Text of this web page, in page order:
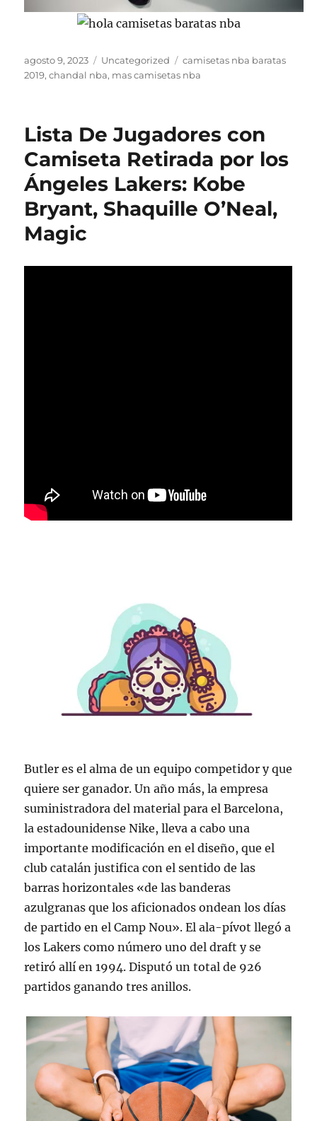
Publicado
el
agosto 9, 2023 Categorías
Uncategorized Etiquetas
camisetas nba baratas
2019,chandal nba, mas camisetas nba
Lista De Jugadores con
Camiseta Retirada por los
Ángeles Lakers: Kobe
Bryant, Shaquille O’Neal,
Magic
Butler es el alma de un equipo competidor y que
quiere ser ganador. Un año más, la empresa
suministradora del material para el Barcelona,
la estadounidense Nike, lleva a cabo una
importante modificación en el diseño, que el
club catalán justifica con el sentido de las
barras horizontales «de las banderas
azulgranas que los aficionados ondean los días
de partido en el Camp Nou». El ala-pívot llegó a
los Lakers como número uno del draft y se
retiró allí en 1994. Disputó un total de 926
partidos ganando tres anillos.